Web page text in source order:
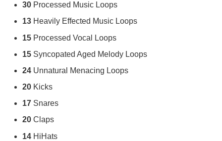
30 Processed Music Loops
13 Heavily Effected Music Loops
15 Processed Vocal Loops
15 Syncopated Aged Melody Loops
24 Unnatural Menacing Loops
20 Kicks
17 Snares
20 Claps
14 HiHats